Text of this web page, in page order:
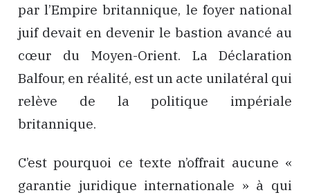
par l’Empire britannique, le foyer national
juif devait en devenir le bastion avancé au
cœur du Moyen-Orient. La Déclaration
Balfour, en réalité, est un acte unilatéral qui
relève de la politique impériale
britannique.
C’est pourquoi ce texte n’offrait aucune «
garantie juridique internationale » à qui